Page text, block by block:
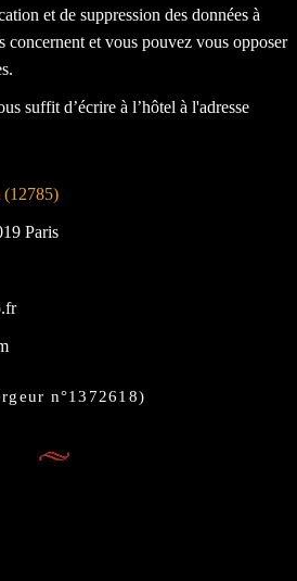
et de suppression des données à
concernent et vous pouvez vous opposer
suffit d’écrire à l’hôtel à l'adresse
(12785)
Paris
n°1372618)